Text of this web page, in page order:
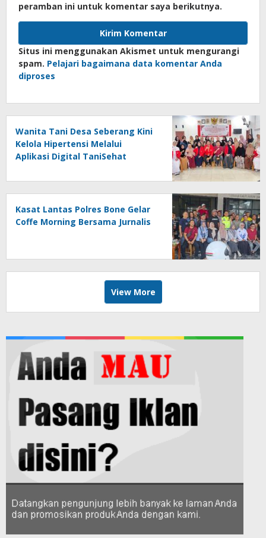
peramban ini untuk komentar saya berikutnya.
Situs ini menggunakan Akismet untuk mengurangi
spam. Pelajari bagaimana data komentar Anda
diproses
Wanita Tani Desa Seberang Kini
Kelola Hipertensi Melalui
Aplikasi Digital TaniSehat
Kasat Lantas Polres Bone Gelar
Coffe Morning Bersama Jurnalis
View More